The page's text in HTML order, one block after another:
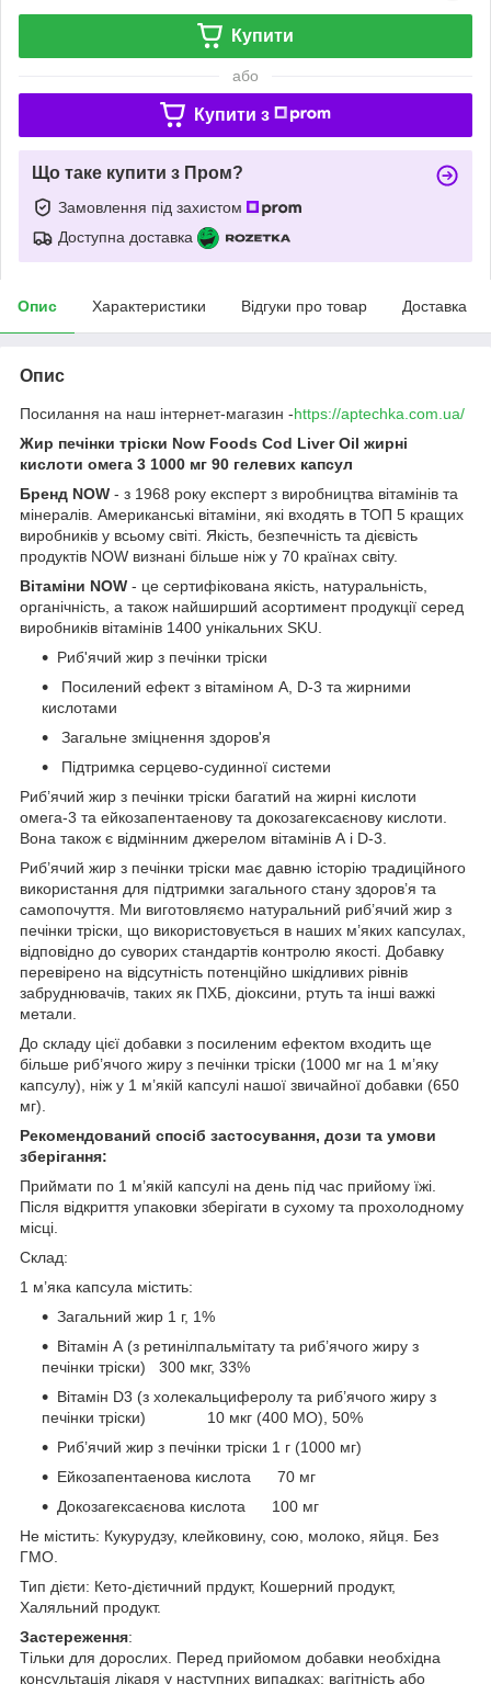
Купити
або
Купити з
Що таке купити з Пром?
Замовлення під захистом
Доступна доставка
Опис Характеристики Відгуки про товар Доставка
Опис
Посилання на наш інтернет-магазин -https://aptechka.com.ua/
Жир печінки тріски Now Foods Cod Liver Oil жирні
кислоти омега 3 1000 мг 90 гелевих капсул
Бренд NOW - з 1968 року експерт з виробництва вітамінів та
мінералів. Американські вітаміни, які входять в ТОП 5 кращих
виробників у всьому світі. Якість, безпечність та дієвість
продуктів NOW визнані більше ніж у 70 країнах світу.
Вітаміни NOW - це сертифікована якість, натуральність,
органічність, а також найширший асортимент продукції серед
виробників вітамінів 1400 унікальних SKU.
Риб'ячий жир з печінки тріски
Посилений ефект з вітаміном А, D-3 та жирними
кислотами
Загальне зміцнення здоров'я
Підтримка серцево-судинної системи
Риб’ячий жир з печінки тріски багатий на жирні кислоти
омега-3 та ейкозапентаенову та докозагексаєнову кислоти.
Вона також є відмінним джерелом вітамінів А і D-3.
Риб’ячий жир з печінки тріски має давню історію традиційного
використання для підтримки загального стану здоров’я та
самопочуття. Ми виготовляємо натуральний риб’ячий жир з
печінки тріски, що використовується в наших м’яких капсулах,
відповідно до суворих стандартів контролю якості. Добавку
перевірено на відсутність потенційно шкідливих рівнів
забруднювачів, таких як ПХБ, діоксини, ртуть та інші важкі
метали.
До складу цієї добавки з посиленим ефектом входить ще
більше риб’ячого жиру з печінки тріски (1000 мг на 1 м’яку
капсулу), ніж у 1 м’якій капсулі нашої звичайної добавки (650
мг).
Рекомендований спосіб застосування, дози та умови
зберігання:
Приймати по 1 м’якій капсулі на день під час прийому їжі.
Після відкриття упаковки зберігати в сухому та прохолодному
місці.
Склад:
1 м’яка капсула містить:
Загальний жир 1 г, 1%
Вітамін А (з ретинілпальмітату та риб’ячого жиру з
печінки тріски) 300 мкг, 33%
Вітамін D3 (з холекальциферолу та риб’ячого жиру з
печінки тріски) 10 мкг (400 МО), 50%
Риб’ячий жир з печінки тріски 1 г (1000 мг)
Ейкозапентаенова кислота 70 мг
Докозагексаєнова кислота 100 мг
Не містить: Кукурудзу, клейковину, сою, молоко, яйця. Без
ГМО.
Тип дієти: Кето-дієтичний прдукт, Кошерний продукт,
Халяльний продукт.
Застереження:
Тільки для дорослих. Перед прийомом добавки необхідна
консультація лікаря у наступних випадках: вагітність або